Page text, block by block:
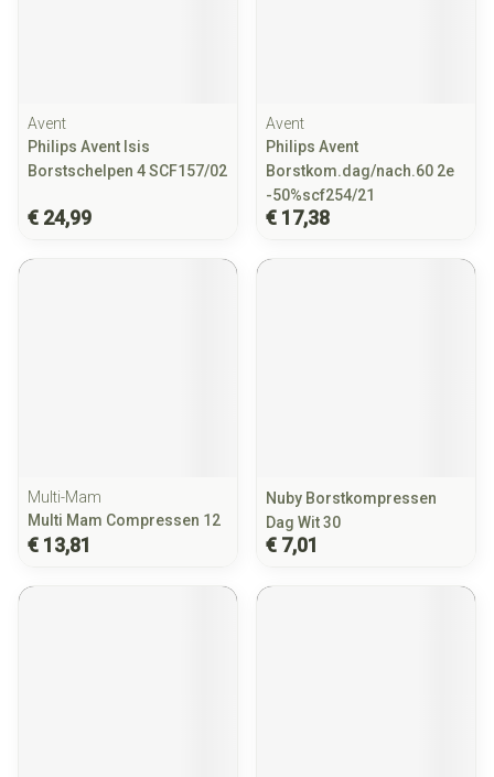
Avent
Philips Avent Isis
Borstschelpen 4 SCF157/02
€ 24,99
Avent
Philips Avent
Borstkom.dag/nach.60 2e
-50%scf254/21
€ 17,38
Multi-Mam
Multi Mam Compressen 12
€ 13,81
Nuby Borstkompressen
Dag Wit 30
€ 7,01